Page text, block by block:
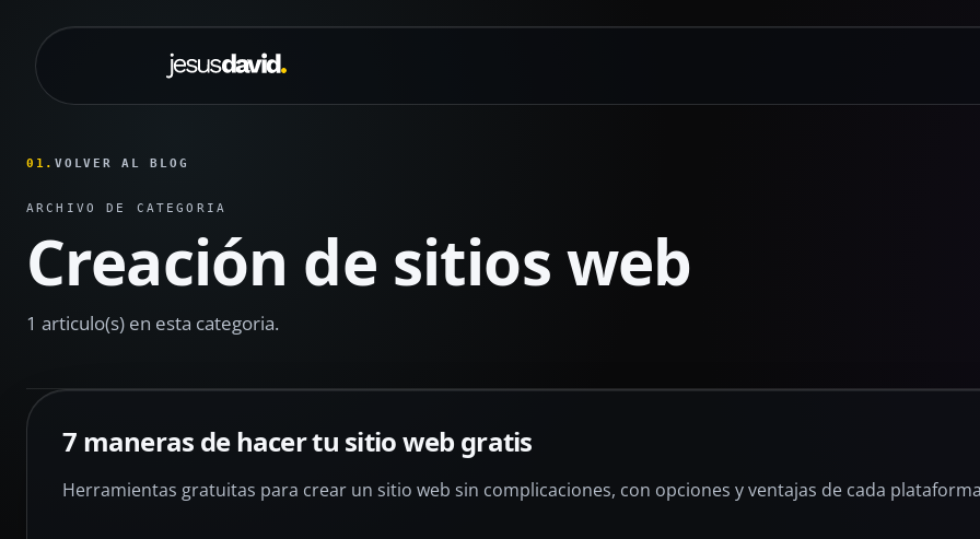
01.VOLVER AL BLOG
ARCHIVO DE CATEGORIA
Creación de sitios web
1 articulo(s) en esta categoria.
7 maneras de hacer tu sitio web gratis
Herramientas gratuitas para crear un sitio web sin complicaciones, con opciones y ventajas de cada